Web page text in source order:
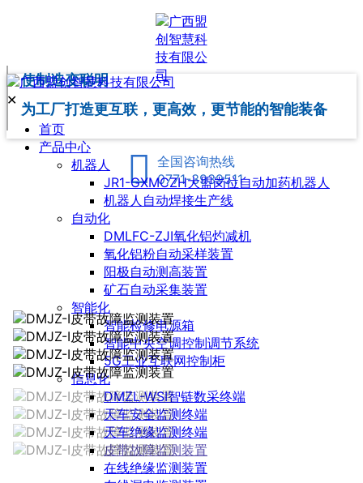
使制造变聪明
为工厂打造更互联，更高效，更节能的智能装备
全国咨询热线
0771-3939511
✕
首页
产品中心
机器人
JR1-GXMCZH大盟岗位自动加药机器人
机器人自动焊接生产线
自动化
DMLFC-ZJI氧化铝灼减机
氧化铝粉自动采样装置
阳极自动测高装置
矿石自动采集装置
智能化
智能检修电源箱
智能中央空调控制调节系统
5G工业互联网控制柜
信息化
DMZL-WSI智链数采终端
天车安全监测终端
天车绝缘监测终端
皮带故障监测装置
在线绝缘监测装置